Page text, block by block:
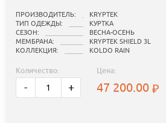
ПРОИЗВОДИТЕЛЬ:
KRYPTEK
ТИП ОДЕЖДЫ:
КУРТКА
СЕЗОН:
ВЕСНА-ОСЕНЬ
МЕМБРАНА:
KRYPTEK SHIELD 3L
КОЛЛЕКЦИЯ:
KOLDO RAIN
Количество:
- +
Цена:
47 200.00